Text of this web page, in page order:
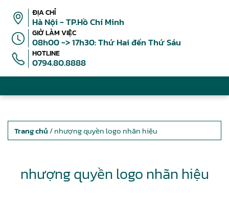
ĐỊA CHỈ
Hà Nội - TP.Hồ Chí Minh
GIỜ LÀM VIỆC
08h00 -> 17h30: Thứ Hai đến Thứ Sáu
HOTLINE
0794.80.8888
Trang chủ / nhượng quyền logo nhãn hiệu
nhượng quyền logo nhãn hiệu